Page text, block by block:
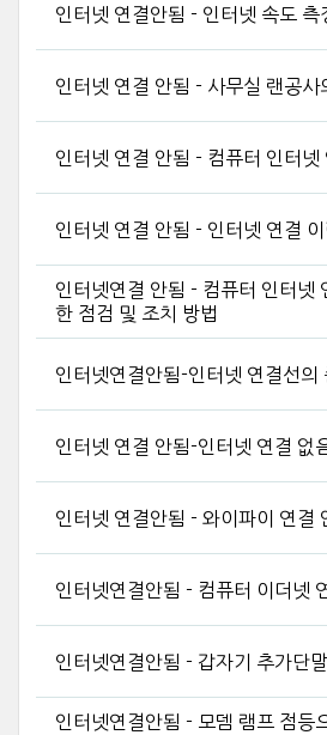
인터넷 연결안됨 - 인터넷 속도 측
인터넷 연결 안됨 - 사무실 랜공사
인터넷 연결 안됨 - 컴퓨터 인터넷
인터넷 연결 안됨 - 인터넷 연결
인터넷연결 안됨 - 컴퓨터 인터넷
한 점검 및 조치 방법
인터넷연결안됨-인터넷 연결선의
인터넷 연결 안됨-인터넷 연결 없
인터넷 연결안됨 - 와이파이 연결
인터넷연결안됨 - 컴퓨터 이더넷
인터넷연결안됨 - 갑자기 추가단
인터넷연결안됨 - 모뎀 램프 점등